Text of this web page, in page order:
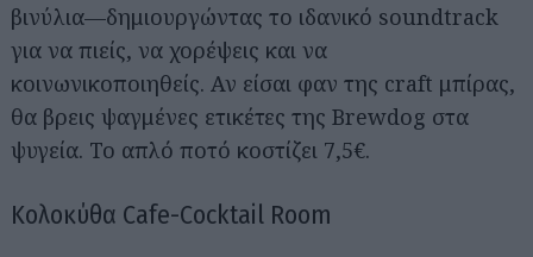
βινύλια—δημιουργώντας το ιδανικό soundtrack
για να πιείς, να χορέψεις και να
κοινωνικοποιηθείς. Αν είσαι φαν της craft μπίρας,
θα βρεις ψαγμένες ετικέτες της Brewdog στα
ψυγεία. Το απλό ποτό κοστίζει 7,5€.
Κολοκύθα Cafe-Cocktail Room